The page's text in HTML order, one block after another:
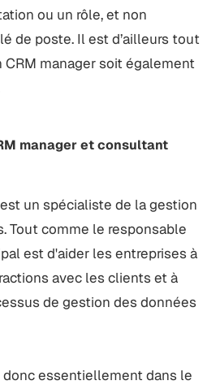
ou un rôle, et non
de poste. Il est d’ailleurs tout
CRM manager soit également
manager et consultant
un spécialiste de la gestion
Tout comme le responsable
est d'aider les entreprises à
avec les clients et à
de gestion des données
donc essentiellement dans le